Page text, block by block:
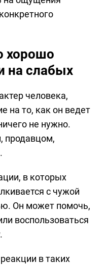
хорошо
на слабых
человека,
на то, как он ведет
не нужно.
продавцом,
в которых
с чужой
Он может помочь,
воспользоваться
в таких